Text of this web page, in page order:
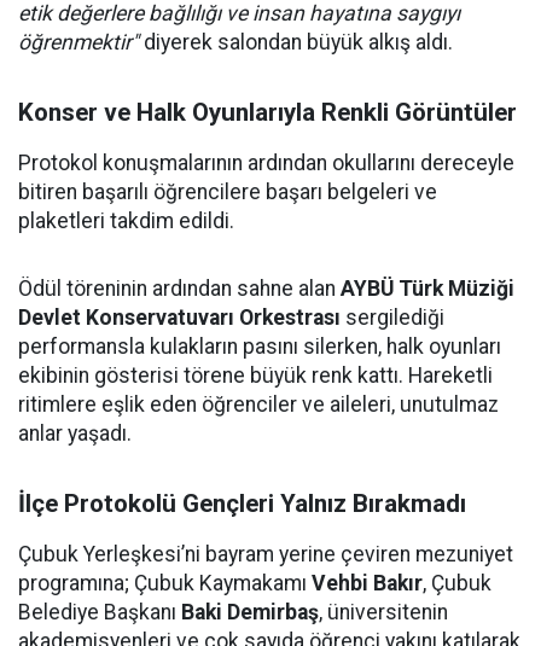
etik değerlere bağlılığı ve insan hayatına saygıyı
öğrenmektir"diyerek salondan büyük alkış aldı.
Konser ve Halk Oyunlarıyla Renkli Görüntüler
Protokol konuşmalarının ardından okullarını dereceyle
bitiren başarılı öğrencilere başarı belgeleri ve
plaketleri takdim edildi.
Ödül töreninin ardından sahne alan AYBÜ Türk Müziği
Devlet Konservatuvarı Orkestrası sergilediği
performansla kulakların pasını silerken, halk oyunları
ekibinin gösterisi törene büyük renk kattı. Hareketli
ritimlere eşlik eden öğrenciler ve aileleri, unutulmaz
anlar yaşadı.
İlçe Protokolü Gençleri Yalnız Bırakmadı
Çubuk Yerleşkesi’ni bayram yerine çeviren mezuniyet
programına; Çubuk Kaymakamı Vehbi Bakır, Çubuk
Belediye Başkanı Baki Demirbaş, üniversitenin
akademisyenleri ve çok sayıda öğrenci yakını katılarak